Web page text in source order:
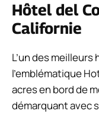
Hôtel del
Californie
L’un des meilleurs
l’emblématique
acres en bord de
démarquant avec